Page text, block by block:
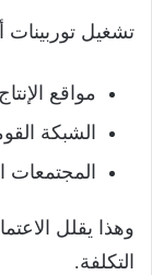
تشغيل توربينات
مواقع الإنتاج
الشبكة
المجتمعات
وهذا يقلل
التكلفة.